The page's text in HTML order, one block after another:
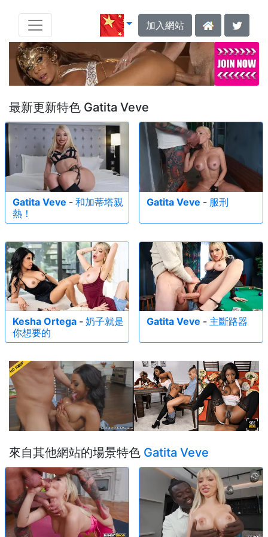
加入網站
最新更新特色 Gatita Veve
Gatita Veve - 和加蒂塔親
熱！
Gatita Veve - 服刑
Kesha Ortega - 奶子就是
你想要的
Gatita Veve - 主斷路器
來自其他網站的場景特色 Gatita Veve